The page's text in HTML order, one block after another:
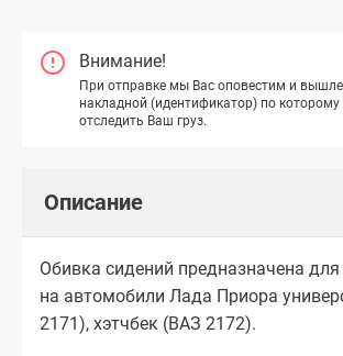
Внимание!
При отправке мы Вас оповестим и
накладной (идентификатор) по
отследить Ваш груз.
Описание
Обивка сидений предназначена для
на автомобили Лада Приора
2171), хэтчбек (ВАЗ 2172).